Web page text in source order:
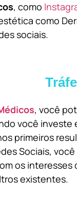
, como
como
sociais.
, você
você
primeiros
Sociais,
os
existentes.